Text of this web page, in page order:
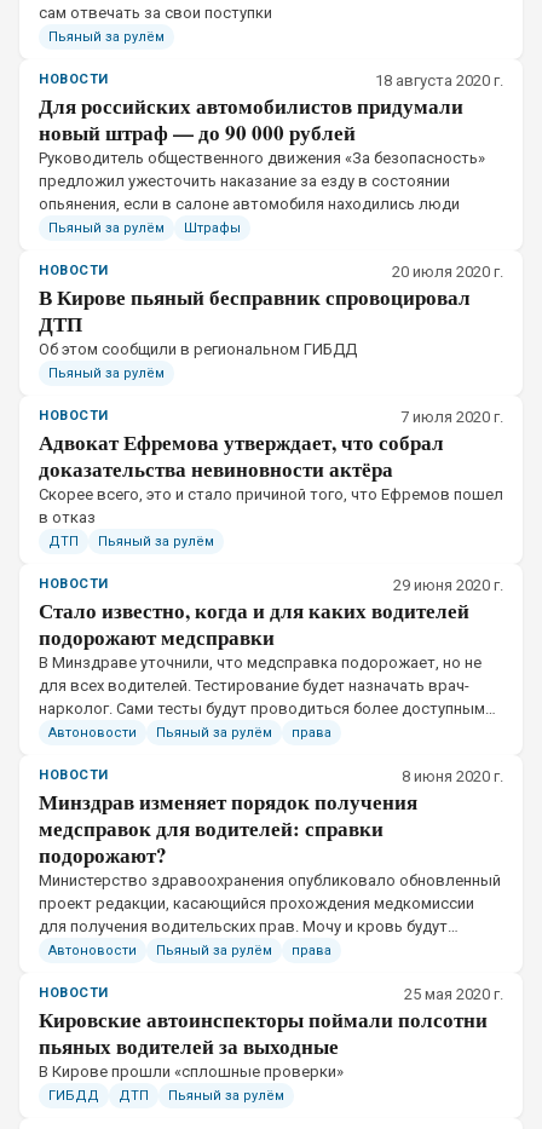
сам отвечать за свои поступки
Пьяный за рулём
НОВОСТИ 18 августа 2020 г.
Для российских автомобилистов придумали
новый штраф — до 90 000 рублей
​Руководитель общественного движения «За безопасность»
предложил ужесточить наказание за езду в состоянии
опьянения, если в салоне автомобиля находились люди
Пьяный за рулём Штрафы
НОВОСТИ 20 июля 2020 г.
В Кирове пьяный бесправник спровоцировал
ДТП
Об этом сообщили в региональном ГИБДД
Пьяный за рулём
НОВОСТИ 7 июля 2020 г.
Адвокат Ефремова утверждает, что собрал
доказательства невиновности актёра
​Скорее всего, это и стало причиной того, что Ефремов пошел
в отказ
ДТП Пьяный за рулём
НОВОСТИ 29 июня 2020 г.
Стало известно, когда и для каких водителей
подорожают медсправки
​В Минздраве уточнили, что медсправка подорожает, но не
для всех водителей. Тестирование будет назначать врач-
нарколог. Сами тесты будут проводиться более доступными
средствами
Автоновости Пьяный за рулём права
НОВОСТИ 8 июня 2020 г.
Минздрав изменяет порядок получения
медсправок для водителей: справки
подорожают?
​Министерство здравоохранения опубликовало обновленный
проект редакции, касающийся прохождения медкомиссии
для получения водительских прав. Мочу и кровь будут
сдавать граждане, имеющие выраженные признаки
Автоновости Пьяный за рулём права
НОВОСТИ 25 мая 2020 г.
Кировские автоинспекторы поймали полсотни
пьяных водителей за выходные
В Кирове прошли «сплошные проверки»
ГИБДД ДТП Пьяный за рулём